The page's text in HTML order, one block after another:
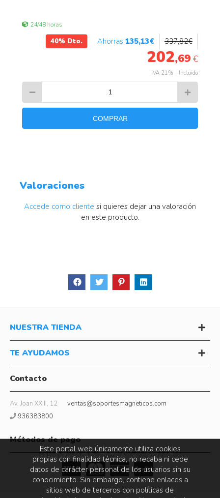
24/48 horas
40% Dto. 135,13€ 337,82€
202,69 €
IVA 21% Incluido
COMPRAR
Valoraciones
Accede como cliente si quieres dejar una valoración
en este producto.
NUESTRA TIENDA
TE AYUDAMOS
Contacto
Av. Joan XXIII, 12
ventas@soportesmagneticos.com
936383800
Métodos de pago
Este portal web únicamente utiliza cookies
propias con finalidad técnica, no recaba ni cede
datos de carácter personal de los usuarios sin su
conocimiento. Sin embargo, contiene enlaces a
sitios web de terceros con políticas de